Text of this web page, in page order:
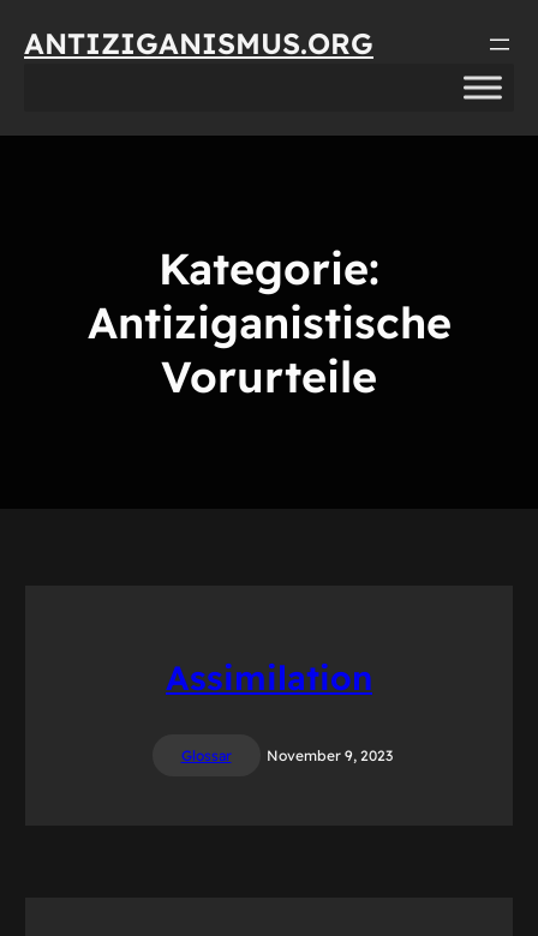
zumANTIZIGANISMUS.ORG
Kategorie:
Antiziganistische
Vorurteile
Assimilation
Glossar November 9, 2023